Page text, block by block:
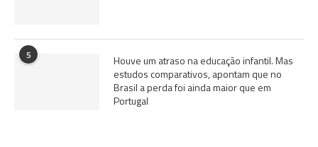
5
Houve um atraso na educação infantil. Mas
estudos comparativos, apontam que no
Brasil a perda foi ainda maior que em
Portugal